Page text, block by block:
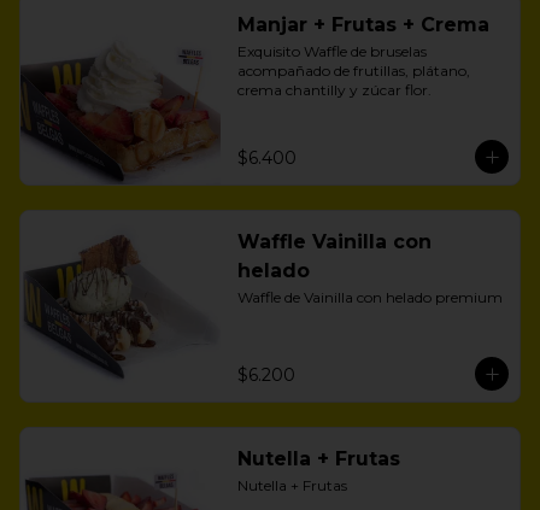
Manjar + Frutas + Crema
Exquisito Waffle de bruselas
acompañado de frutillas, plátano,
crema chantilly y zúcar flor.
$6.400
Waffle Vainilla con
helado
Waffle de Vainilla con helado premium
$6.200
Nutella + Frutas
Nutella + Frutas